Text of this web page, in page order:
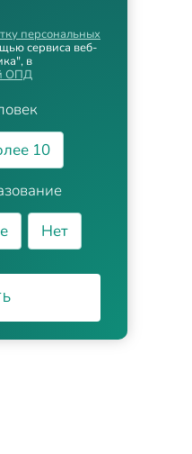
10
Нет
персональных
сервиса веб-
в
ОПД